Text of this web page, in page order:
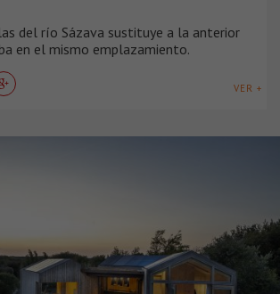
del río Sázava sustituye a la anterior
en el mismo emplazamiento.
VER +